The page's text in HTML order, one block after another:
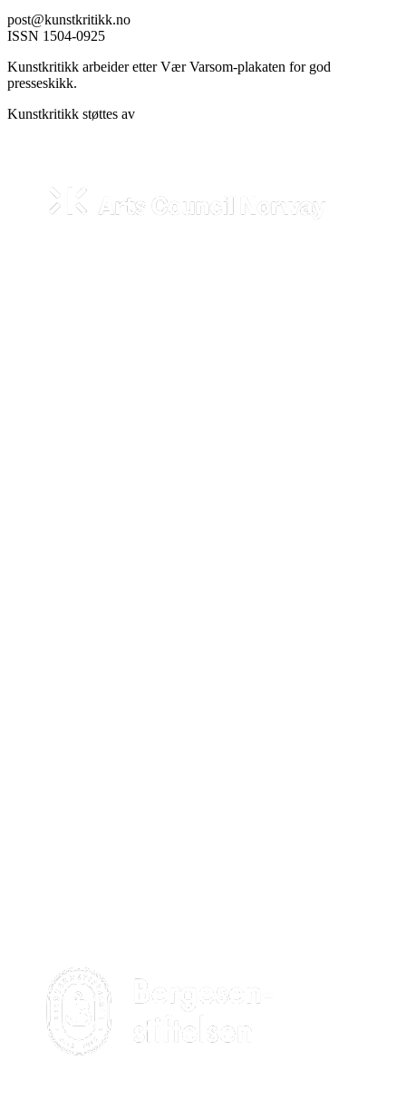
post@kunstkritikk.no
ISSN 1504-0925
Kunstkritikk arbeider etter Vær Varsom-plakaten for god
presseskikk.
Kunstkritikk støttes av